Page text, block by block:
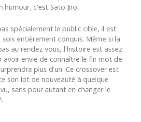
humour, c'est Sato Jiro.
spécialement le public cible, il est
entièrement conquis. Même si la
au rendez-vous, l'histoire est assez
avoir envie de connaître le fin mot de
plus d'un. Ce crossover est
son lot de nouveauté à quelque
sans pour autant en changer le